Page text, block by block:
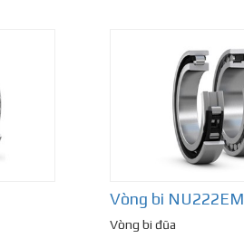
Vòng bi NU222EM
Vòng bi đũa